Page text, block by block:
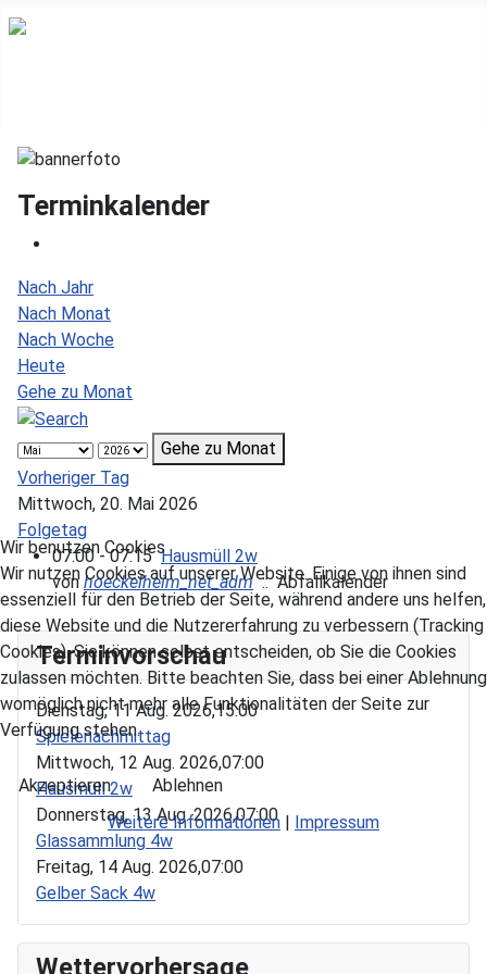
Terminkalender
Nach Jahr
Nach Monat
Nach Woche
Heute
Gehe zu Monat
Gehe zu Monat
Vorheriger Tag
Mittwoch, 20. Mai 2026
Folgetag
07:00 - 07:15Hausmüll 2w
von hoeckelheim_net_adm:: Abfallkalender
Terminvorschau
Dienstag, 11 Aug. 2026,15:00
Spielenachmittag
Mittwoch, 12 Aug. 2026,07:00
Hausmüll 2w
Donnerstag, 13 Aug. 2026,07:00
Glassammlung 4w
Freitag, 14 Aug. 2026,07:00
Gelber Sack 4w
Wettervorhersage
Wir benutzen Cookies
Wir nutzen Cookies auf unserer Website. Einige von ihnen sind
essenziell für den Betrieb der Seite, während andere uns helfen,
diese Website und die Nutzererfahrung zu verbessern (Tracking
Cookies). Sie können selbst entscheiden, ob Sie die Cookies
zulassen möchten. Bitte beachten Sie, dass bei einer Ablehnung
womöglich nicht mehr alle Funktionalitäten der Seite zur
Verfügung stehen.
Akzeptieren
Ablehnen
Weitere Informationen | Impressum